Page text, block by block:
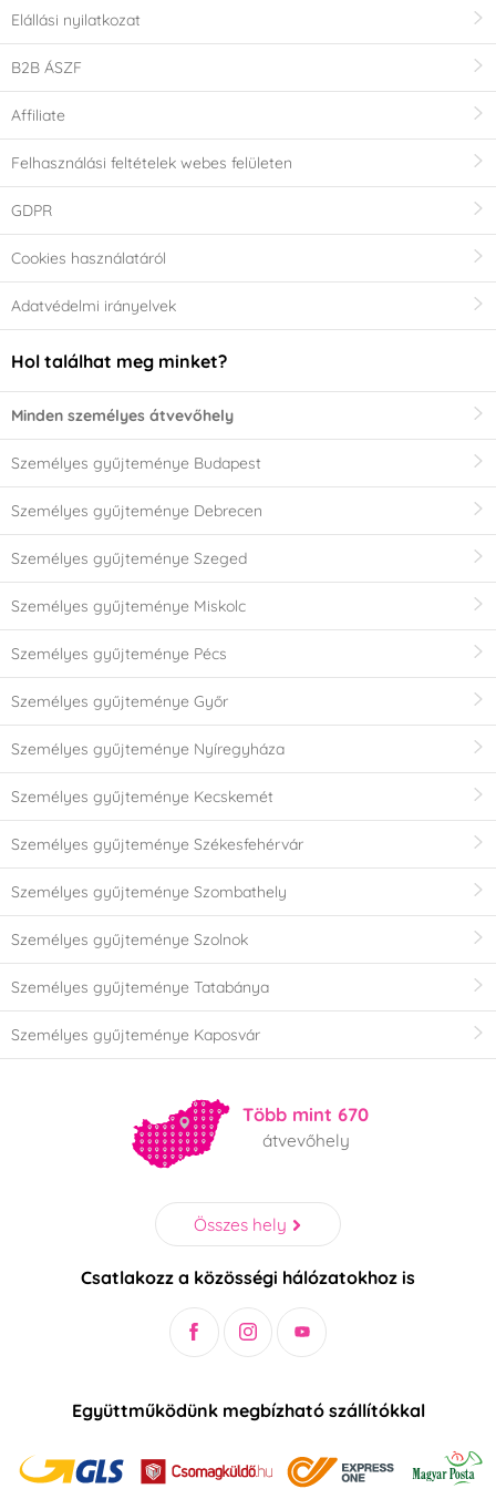
Elállási nyilatkozat
B2B ÁSZF
Affiliate
Felhasználási feltételek webes felületen
GDPR
Cookies használatáról
Adatvédelmi irányelvek
Hol találhat meg minket?
Minden személyes átvevőhely
Személyes gyűjteménye Budapest
Személyes gyűjteménye Debrecen
Személyes gyűjteménye Szeged
Személyes gyűjteménye Miskolc
Személyes gyűjteménye Pécs
Személyes gyűjteménye Győr
Személyes gyűjteménye Nyíregyháza
Személyes gyűjteménye Kecskemét
Személyes gyűjteménye Székesfehérvár
Személyes gyűjteménye Szombathely
Személyes gyűjteménye Szolnok
Személyes gyűjteménye Tatabánya
Személyes gyűjteménye Kaposvár
Több mint 670
átvevőhely
Összes hely
Csatlakozz a közösségi hálózatokhoz is
Együttműködünk megbízható szállítókkal